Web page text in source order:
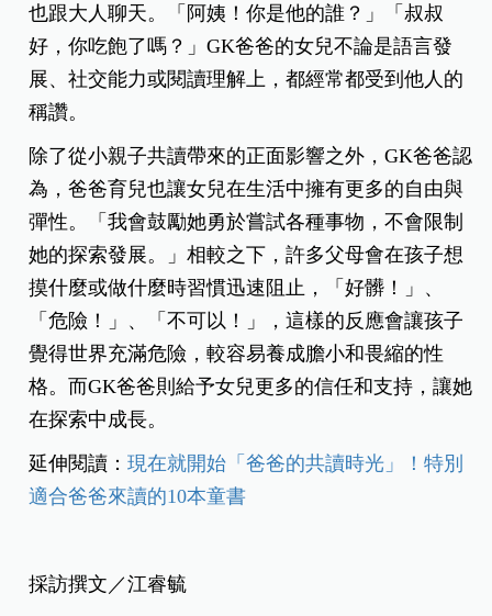
也跟大人聊天。「阿姨！你是他的誰？」「叔叔
好，你吃飽了嗎？」GK爸爸的女兒不論是語言發
展、社交能力或閱讀理解上，都經常都受到他人的
稱讚。
除了從小親子共讀帶來的正面影響之外，GK爸爸認
為，爸爸育兒也讓女兒在生活中擁有更多的自由與
彈性。「我會鼓勵她勇於嘗試各種事物，不會限制
她的探索發展。」相較之下，許多父母會在孩子想
摸什麼或做什麼時習慣迅速阻止，「好髒！」、
「危險！」、「不可以！」，這樣的反應會讓孩子
覺得世界充滿危險，較容易養成膽小和畏縮的性
格。而GK爸爸則給予女兒更多的信任和支持，讓她
在探索中成長。
延伸閱讀：現在就開始「爸爸的共讀時光」！特別
適合爸爸來讀的10本童書
採訪撰文／江睿毓